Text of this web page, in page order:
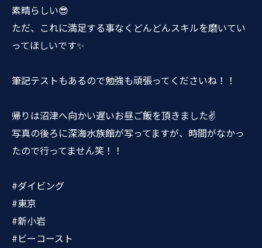
素晴らしい😎
ただ、これに満足する事なくどんどんスキルを磨いてい
ってほしいです✨
筆記テストもあるので勉強も頑張ってくださいね！！
帰りは沼津へ向かい遅いお昼ご飯を頂きました✌️
写真の後ろに深海水族館が写ってますが、時間がなかっ
たので行ってません笑！！
#ダイビング
#東京
#新小岩
#ビーコースト